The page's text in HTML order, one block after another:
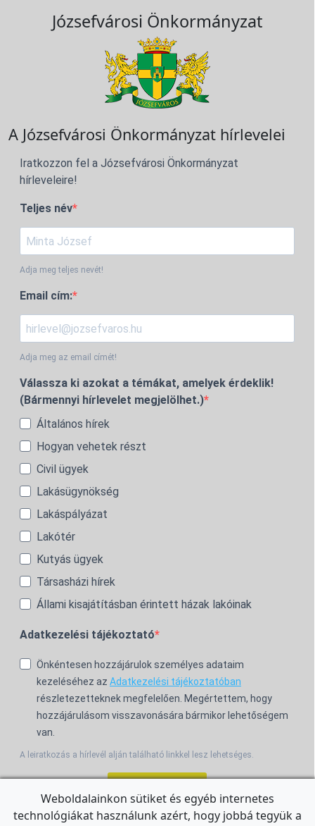
Józsefvárosi Önkormányzat
A Józsefvárosi Önkormányzat hírlevelei
Iratkozzon fel a Józsefvárosi Önkormányzat
hírleveleire!
Teljes név
Adja meg teljes nevét!
Email cím:
Adja meg az email címét!
Válassza ki azokat a témákat, amelyek érdeklik!
(Bármennyi hírlevelet megjelölhet.)
Általános hírek
Hogyan vehetek részt
Civil ügyek
Lakásügynökség
Lakáspályázat
Lakótér
Kutyás ügyek
Társasházi hírek
Állami kisajátításban érintett házak lakóinak
Adatkezelési tájékoztató
Önkéntesen hozzájárulok személyes adataim
kezeléséhez az Adatkezelési tájékoztatóban
részletezetteknek megfelelően. Megértettem, hogy
hozzájárulásom visszavonására bármikor lehetőségem
van.
A leiratkozás a hírlevél alján található linkkel lesz lehetséges.
Weboldalainkon sütiket és egyéb internetes
technológiákat használunk azért, hogy jobbá tegyük a